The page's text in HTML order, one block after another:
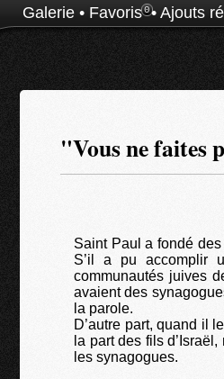
Galerie • Favoris0• Ajouts
"Vous ne faites
Saint Paul a fondé
S’il a pu accomplir
communautés juives
avaient des
la parole.
D’autre part, quand il
la part des fils
les synagogues.